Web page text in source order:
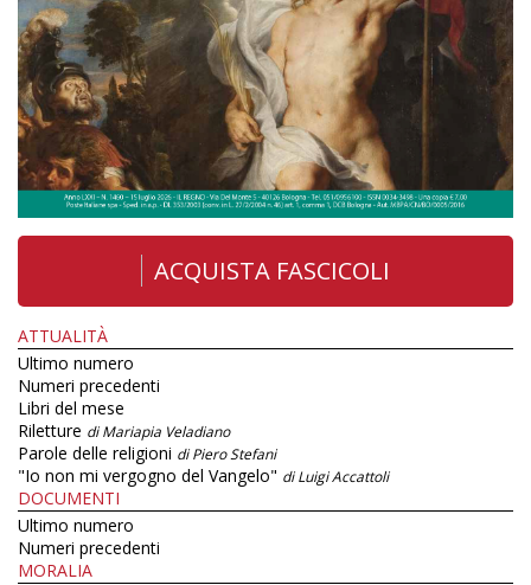
ACQUISTA FASCICOLI
ATTUALITÀ
Ultimo numero
Numeri precedenti
Libri del mese
Riletture di Mariapia Veladiano
Parole delle religioni di Piero Stefani
"Io non mi vergogno del Vangelo" di Luigi Accattoli
DOCUMENTI
Ultimo numero
Numeri precedenti
MORALIA